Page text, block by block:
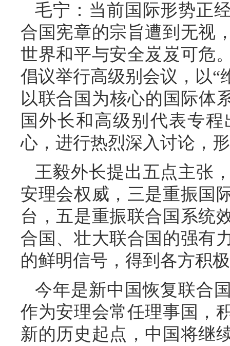
毛宁：当前国际形势正
合国宪章的宗旨遭到无视
世界和平与安全岌岌可危
倡议举行高级别会议，以“
以联合国为核心的国际体
国外长和高级别代表专
心，进行热烈深入讨论，
王毅外长提出五点主张
安理会权威，三是重振国
台，五是重振联合国系统
合国、壮大联合国的强有
的鲜明信号，得到各方积
今年是新中国恢复联合
作为安理会常任理事国，
新的历史起点，中国将继